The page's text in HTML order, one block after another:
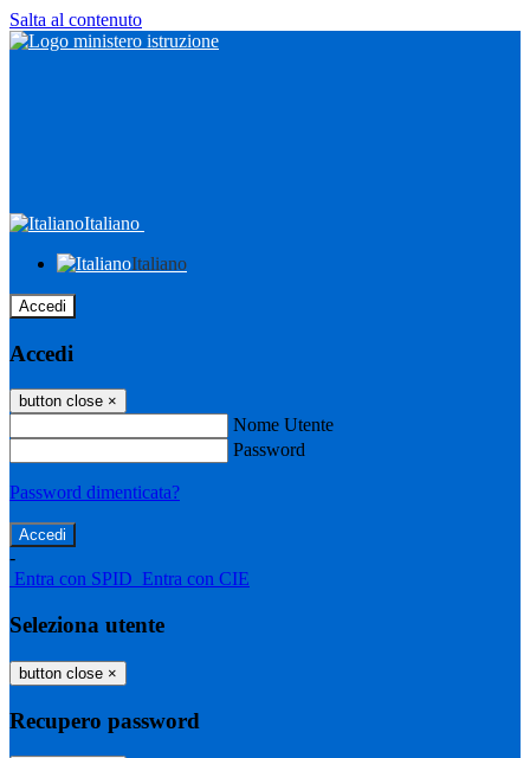
Salta al contenuto
Italiano
Italiano
Accedi
Accedi
button close ×
Nome Utente
Password
Password dimenticata?
-
Entra con SPID Entra con CIE
Seleziona utente
button close ×
Recupero password